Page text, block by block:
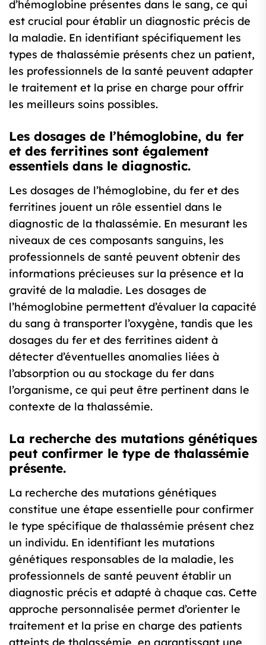
d’hémoglobine présentes dans le sang, ce qui
est crucial pour établir un diagnostic précis de
la maladie. En identifiant spécifiquement les
types de thalassémie présents chez un patient,
les professionnels de la santé peuvent adapter
le traitement et la prise en charge pour offrir
les meilleurs soins possibles.
Les dosages de l’hémoglobine, du fer
et des ferritines sont également
essentiels dans le diagnostic.
Les dosages de l’hémoglobine, du fer et des
ferritines jouent un rôle essentiel dans le
diagnostic de la thalassémie. En mesurant les
niveaux de ces composants sanguins, les
professionnels de santé peuvent obtenir des
informations précieuses sur la présence et la
gravité de la maladie. Les dosages de
l’hémoglobine permettent d’évaluer la capacité
du sang à transporter l’oxygène, tandis que les
dosages du fer et des ferritines aident à
détecter d’éventuelles anomalies liées à
l’absorption ou au stockage du fer dans
l’organisme, ce qui peut être pertinent dans le
contexte de la thalassémie.
La recherche des mutations génétiques
peut confirmer le type de thalassémie
présente.
La recherche des mutations génétiques
constitue une étape essentielle pour confirmer
le type spécifique de thalassémie présent chez
un individu. En identifiant les mutations
génétiques responsables de la maladie, les
professionnels de santé peuvent établir un
diagnostic précis et adapté à chaque cas. Cette
approche personnalisée permet d’orienter le
traitement et la prise en charge des patients